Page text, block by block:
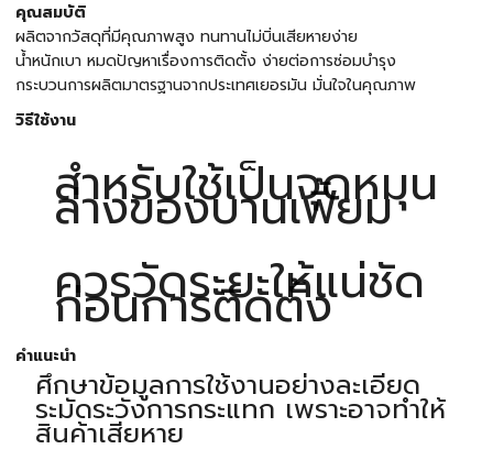
คุณสมบัติ
ผลิตจากวัสดุที่มีคุณภาพสูง ทนทานไม่บิ่นเสียหายง่าย
น้ำหนักเบา หมดปัญหาเรื่องการติดตั้ง ง่ายต่อการซ่อมบำรุง
กระบวนการผลิตมาตรฐานจากประเทศเยอรมัน มั่นใจในคุณภาพ
วิธีใช้งาน
สำหรับใช้เป็นจุดหมุน
ล่างของบานเฟี้ยม
ควรวัดระยะให้แน่ชัด
ก่อนการติดตั้ง
คำแนะนำ
ศึกษาข้อมูลการใช้งานอย่างละเอียด
ระมัดระวังการกระแทก เพราะอาจทำให้
สินค้าเสียหาย